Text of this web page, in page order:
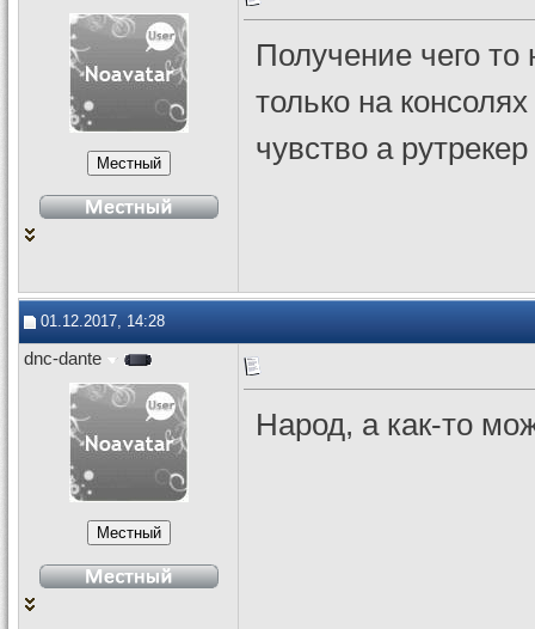
Получение чего то
только на
чувство а
01.12.2017, 14:28
dnc-dante
Народ, а как-то